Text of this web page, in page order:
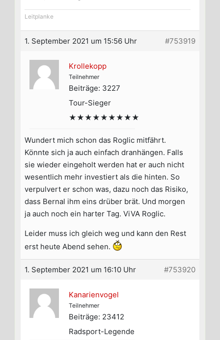
Leitplanke
1. September 2021 um 15:56 Uhr #753919
Krollekopp
Teilnehmer
Beiträge: 3227
Tour-Sieger
★★★★★★★★★
Wundert mich schon das Roglic mitfährt.
Könnte sich ja auch einfach dranhängen. Falls
sie wieder eingeholt werden hat er auch nicht
wesentlich mehr investiert als die hinten. So
verpulvert er schon was, dazu noch das Risiko,
dass Bernal ihm eins drüber brät. Und morgen
ja auch noch ein harter Tag. ViVA Roglic.
Leider muss ich gleich weg und kann den Rest
erst heute Abend sehen.
1. September 2021 um 16:10 Uhr #753920
Kanarienvogel
Teilnehmer
Beiträge: 23412
Radsport-Legende